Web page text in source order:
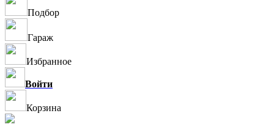
Подбор
Гараж
Избранное
Войти
Корзина